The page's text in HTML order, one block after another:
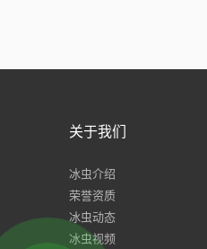
关于我们
冰虫介绍
荣誉资质
冰虫动态
冰虫视频